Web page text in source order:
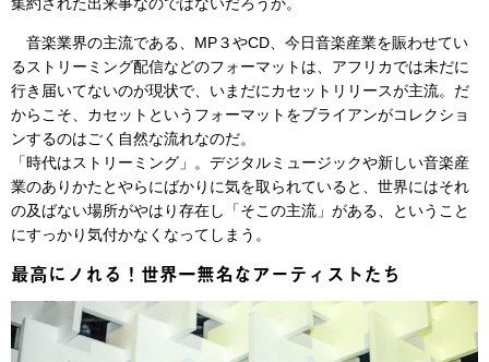
音楽業界の主流である、MP３やCD、今日音楽産業を賑わせてい
るストリーミング配信などのフォーマットは、アフリカでは未だに
行き届いてないのが現状で、いまだにカセットリリースが主流。だ
からこそ、カセットというフォーマットをブライアンがコレクショ
ンするのはごく自然な流れなのだ。
「時代はストリーミング」。デジタルミュージックや新しい音楽産
業のありかたとやらにばかりに気を取られていると、世界にはそれ
の及ばない場所がやはり存在し「そこの主流」がある、ということ
にすっかり気付かなくなってしまう。
最高にノれる！世界一無名なアーティストたち